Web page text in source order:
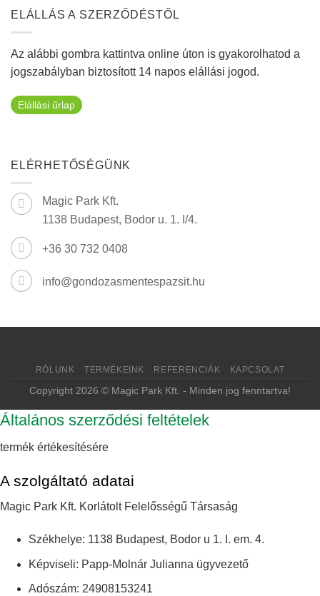
ELÁLLÁS A SZERZŐDÉSTŐL
Az alábbi gombra kattintva online úton is gyakorolhatod a
jogszabályban biztosított 14 napos elállási jogod.
Elállási űrlap
ELÉRHETŐSÉGÜNK
Magic Park Kft.
1138 Budapest, Bodor u. 1. I/4.
+36 30 732 0408
info@gondozasmentespazsit.hu
RÓLUNK TERMÉKEINK REFERENCIÁK KAPCSOLAT
Copyright 2026 © Magic Park Kft. - Minden jog fenntartva!
Általános szerződési feltételek
termék értékesítésére
A szolgáltató adatai
Magic Park Kft. Korlátolt Felelősségű Társaság
Székhelye: 1138 Budapest, Bodor u 1. I. em. 4.
Képviseli: Papp-Molnár Julianna ügyvezető
Adószám: 24908153241